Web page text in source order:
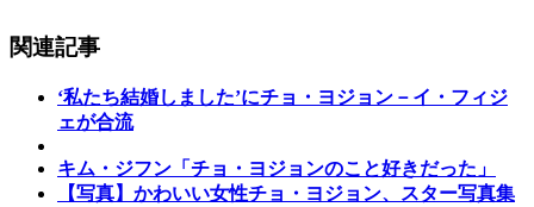
関連記事
‘私たち結婚しました’にチョ・ヨジョン－イ・フィジ
ェが合流
キム・ジフン「チョ・ヨジョンのこと好きだった」
【写真】かわいい女性チョ・ヨジョン、スター写真集